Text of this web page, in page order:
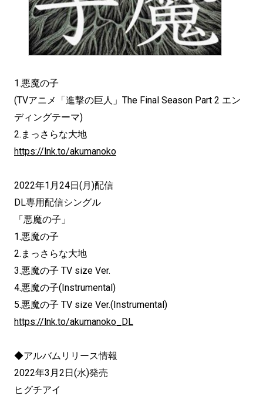
1.悪魔の子
(TVアニメ「進撃の巨人」The Final Season Part 2 エン
ディングテーマ)
2.まっさらな大地
https://lnk.to/akumanoko
2022年1月24日(月)配信
DL専用配信シングル
「悪魔の子」
1.悪魔の子
2.まっさらな大地
3.悪魔の子 TV size Ver.
4.悪魔の子(Instrumental)
5.悪魔の子 TV size Ver.(Instrumental)
https://lnk.to/akumanoko_DL
◆アルバムリリース情報
2022年3月2日(水)発売
ヒグチアイ